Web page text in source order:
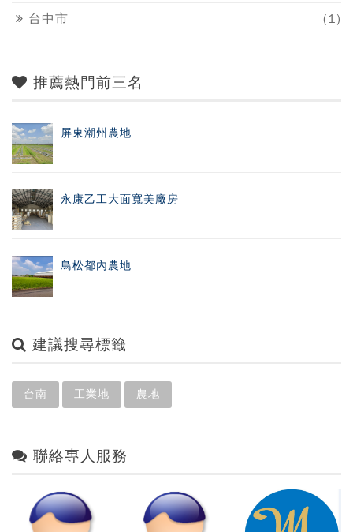
台中市 (1)
推薦熱門前三名
屏東潮州農地
永康乙工大面寬美廠房
鳥松都內農地
建議搜尋標籤
台南 工業地 農地
聯絡專人服務